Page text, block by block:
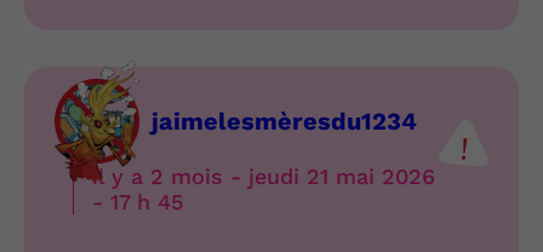
jaimelesmèresdu1234
il y a 2 mois - jeudi 21 mai 2026
- 17 h 45